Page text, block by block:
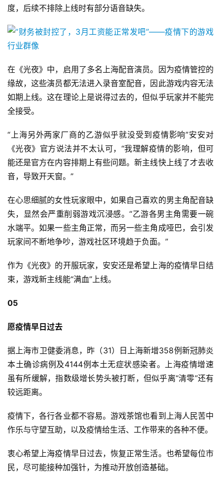
度，后续不排除上线时有部分语音缺失。
在《光夜》中，启用了多名上海配音演员。因为疫情管控的
缘故，这些演员都无法进入录音室配音，因此游戏内容无法
如期上线。这在理论上是说得过去的，但似乎玩家并不能完
全接受。
“上海另外两家厂商的乙游似乎就没受到疫情影响”安安对
《光夜》官方说法并不太认可，“我理解疫情的影响，但可
能还是官方在内容排期上有些问题。新主线快上线了才去收
音，导致开天窗。”
在心思细腻的女性玩家眼中，如果自己喜欢的男主角配音缺
失，显然会严重削弱游戏沉浸感。“乙游各男主角需要一碗
水端平。如果一些主角正常，而另一些主角成哑巴，会引发
玩家间不断地争吵，游戏社区环境趋于负面。”
作为《光夜》的开服玩家，安安还是希望上海的疫情早日结
束，游戏新主线能“满血”上线。
05
愿疫情早日过去
据上海市卫健委消息，昨（31）日上海新增358例新冠肺炎
本土确诊病例及4144例本土无症状感染者。上海疫情增速
虽有所缓解，指数级增长势头被打断，但似乎离“清零”还有
较远距离。
疫情下，各行各业都不容易。游戏茶馆也看到上海人民苦中
作乐与守望互助，以及疫情给生活、工作带来的各种不便。
衷心希望上海疫情早日过去，恢复正常生活。也希望每位市
民，尽可能接种加强针，为推动开放创造基础。